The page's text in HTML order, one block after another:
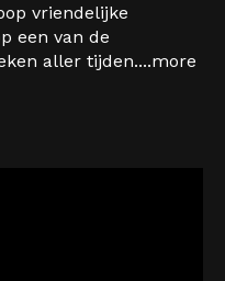
vriendelijke
een van de
aller tijden....more